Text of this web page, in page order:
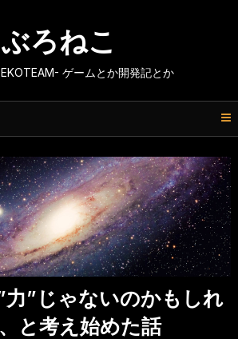
ぶろねこ
ゲームとか開発記とか
力”じゃないのかもしれ
と考え始めた話